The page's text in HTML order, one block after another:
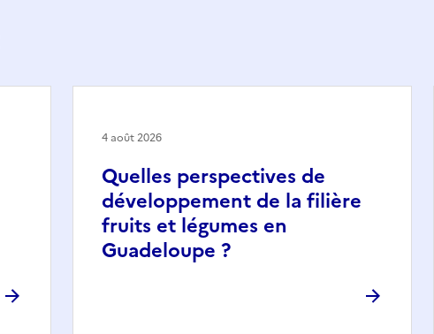
Quelles perspectives de
développement de la filière
fruits et légumes en
Guadeloupe ?
4 août 2026